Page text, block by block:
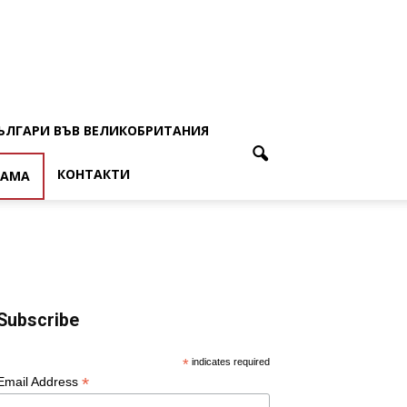
ВЪВ ВЕЛИКОБРИТАНИЯ
КОНТАКТИ
* indicates required
Address *